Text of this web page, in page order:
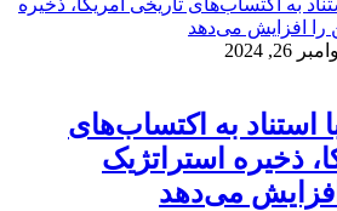
26, 2024
استناد به اکتساب‌های
ذخیره استراتژیک
می‌دهد